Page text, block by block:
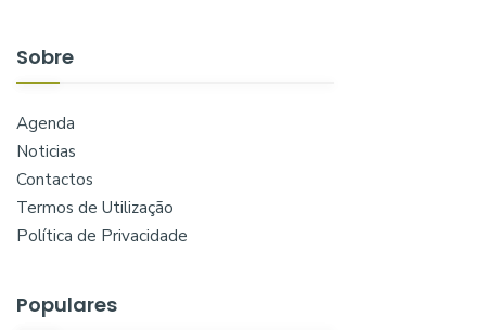
Sobre
Agenda
Noticias
Contactos
Termos de Utilização
Política de Privacidade
Populares